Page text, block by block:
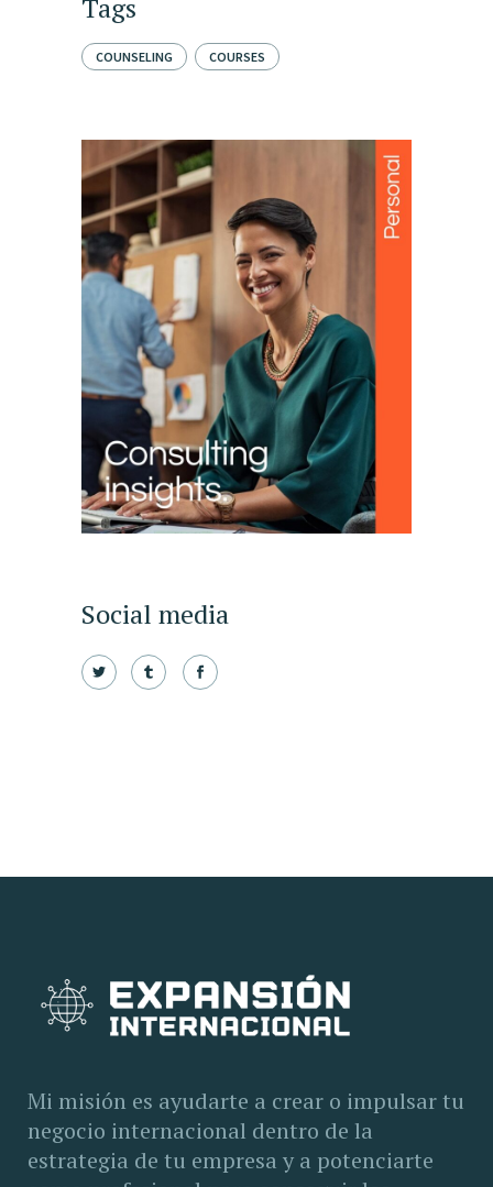
Tags
COUNSELING COURSES
Social media
Mi misión es ayudarte a crear o impulsar tu
negocio internacional dentro de la
estrategia de tu empresa y a potenciarte